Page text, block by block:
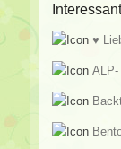
♥
ALP-